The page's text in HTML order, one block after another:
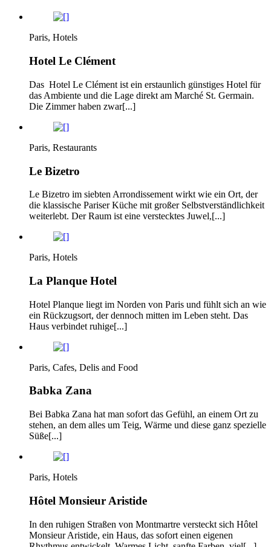
Paris, Hotels
Hotel Le Clément
Das Hotel Le Clément ist ein erstaunlich günstiges Hotel für
das Ambiente und die Lage direkt am Marché St. Germain.
Die Zimmer haben zwar[...]
Paris, Restaurants
Le Bizetro
Le Bizetro im siebten Arrondissement wirkt wie ein Ort, der
die klassische Pariser Küche mit großer Selbstverständlichkeit
weiterlebt. Der Raum ist eine verstecktes Juwel,[...]
Paris, Hotels
La Planque Hotel
Hotel Planque liegt im Norden von Paris und fühlt sich an wie
ein Rückzugsort, der dennoch mitten im Leben steht. Das
Haus verbindet ruhige[...]
Paris, Cafes, Delis and Food
Babka Zana
Bei Babka Zana hat man sofort das Gefühl, an einem Ort zu
stehen, an dem alles um Teig, Wärme und diese ganz spezielle
Süße[...]
Paris, Hotels
Hôtel Monsieur Aristide
In den ruhigen Straßen von Montmartre versteckt sich Hôtel
Monsieur Aristide, ein Haus, das sofort einen eigenen